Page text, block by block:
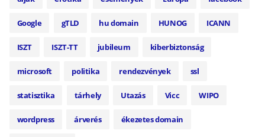
Google gTLD hu domain HUNOG ICANN
ISZT ISZT-TT jubileum kiberbiztonság
microsoft politika rendezvények ssl
statisztika tárhely Utazás Vicc WIPO
wordpress árverés ékezetes domain